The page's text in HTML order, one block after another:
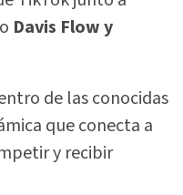
Davis Flow y
de las conocidas
que conecta a
y recibir